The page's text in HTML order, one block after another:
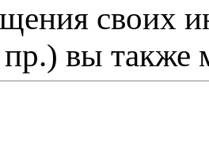
своих
вы также